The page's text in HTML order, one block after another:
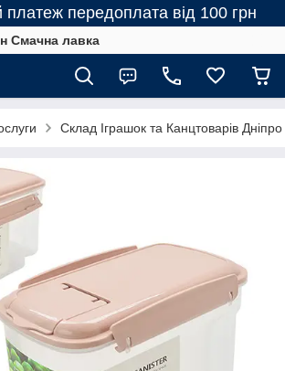
передоплата від 100 грн
Смачна лавка
Склад Іграшок та Канцтоварів Дніпро